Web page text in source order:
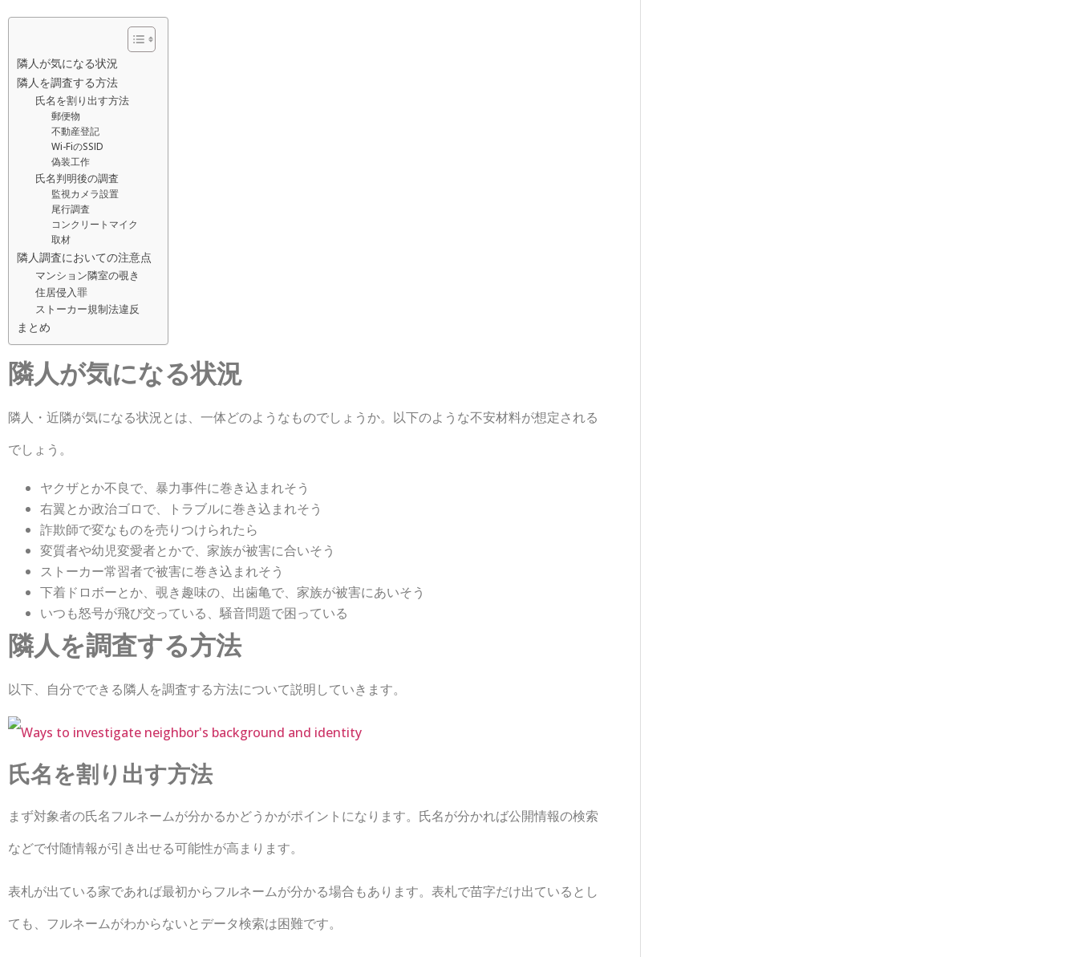
隣人が気になる状況
隣人を調査する方法
氏名を割り出す方法
郵便物
不動産登記
Wi-FiのSSID
偽装工作
氏名判明後の調査
監視カメラ設置
尾行調査
コンクリートマイク
取材
隣人調査においての注意点
マンション隣室の覗き
住居侵入罪
ストーカー規制法違反
まとめ
隣人が気になる状況
隣人・近隣が気になる状況とは、一体どのようなものでしょうか。以下のような不安材料が想定される
でしょう。
ヤクザとか不良で、暴力事件に巻き込まれそう
右翼とか政治ゴロで、トラブルに巻き込まれそう
詐欺師で変なものを売りつけられたら
変質者や幼児変愛者とかで、家族が被害に合いそう
ストーカー常習者で被害に巻き込まれそう
下着ドロボーとか、覗き趣味の、出歯亀で、家族が被害にあいそう
いつも怒号が飛び交っている、騒音問題で困っている
隣人を調査する方法
以下、自分でできる隣人を調査する方法について説明していきます。
氏名を割り出す方法
まず対象者の氏名フルネームが分かるかどうかがポイントになります。氏名が分かれば公開情報の検索
などで付随情報が引き出せる可能性が高まります。
表札が出ている家であれば最初からフルネームが分かる場合もあります。表札で苗字だけ出ているとし
ても、フルネームがわからないとデータ検索は困難です。